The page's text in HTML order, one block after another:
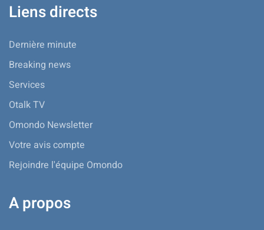
Liens directs
Dernière minute
Breaking news
Services
Otalk TV
Omondo Newsletter
Votre avis compte
Rejoindre l'équipe Omondo
A propos